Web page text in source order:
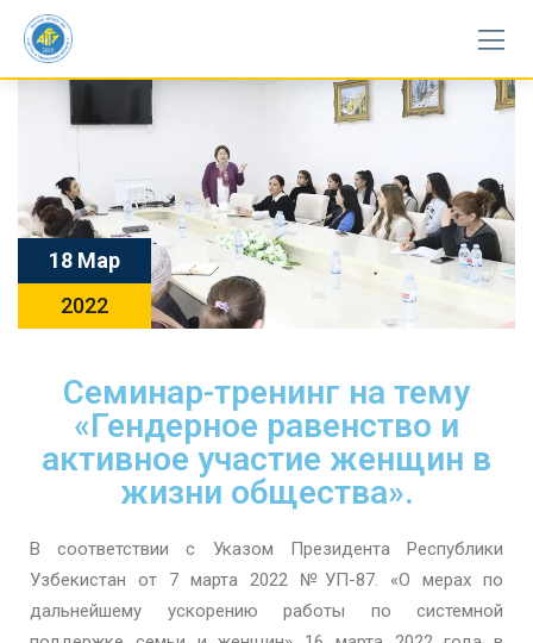
18 Мар
2022
Семинар-тренинг на тему
«Гендерное равенство и
активное участие женщин в
жизни общества».
В соответствии с Указом Президента Республики
Узбекистан от 7 марта 2022 №УП-87. «О мерах по
дальнейшему ускорению работы по системной